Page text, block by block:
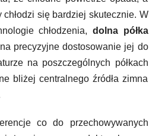
się bardziej skutecznie. W
chłodzenia, dolna półka
precyzyjne dostosowanie jej do
na poszczególnych półkach
bliżej centralnego źródła zimna
co do przechowywanych